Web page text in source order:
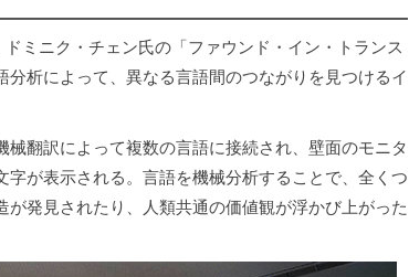
ミニク・チェン氏の「ファウンド・イン・トランス
析によって、異なる言語間のつながりを見つけるイ
翻訳によって複数の言語に接続され、壁面のモニタ
が表示される。言語を機械分析することで、全くつ
発見されたり、人類共通の価値観が浮かび上がった